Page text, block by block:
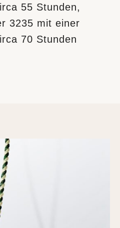
55 Stunden,
3235 mit einer
70 Stunden